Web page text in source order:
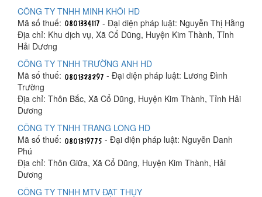
CÔNG TY TNHH MINH KHÔI HD
Mã số thuế:
- Đại diện pháp luật: Nguyễn Thị Hằng
Địa chỉ: Khu dịch vụ, Xã Cổ Dũng, Huyện Kim Thành, Tỉnh
Hải Dương
CÔNG TY TNHH TRƯỜNG ANH HD
Mã số thuế:
- Đại diện pháp luật: Lương Ðình
Trường
Địa chỉ: Thôn Bắc, Xã Cổ Dũng, Huyện Kim Thành, Tỉnh Hải
Dương
CÔNG TY TNHH TRANG LONG HD
Mã số thuế:
- Đại diện pháp luật: Nguyễn Danh
Phú
Địa chỉ: Thôn Giữa, Xã Cổ Dũng, Huyện Kim Thành, Hải
Dương
CÔNG TY TNHH MTV ĐẠT THỤY